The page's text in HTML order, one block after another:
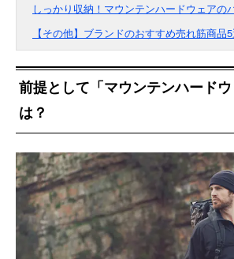
しっかり収納！マウンテンハードウェアの
【その他】ブランドのおすすめ売れ筋商品
前提として「マウンテンハード
は？